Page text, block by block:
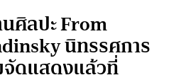
ศิลปะ From
นิทรรศการ
จัดแสดงแล้วที่